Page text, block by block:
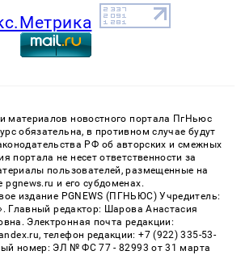
материалов новостного портала ПгНьюс
обязательна, в противном случае будут
РФ об авторских и смежных
портала не несет ответственности за
пользователей, размещенные на
pgnews.ru и его субдоменах.
издание PGNEWS (ПГНЬЮС) Учредитель:
Главный редактор: Шарова Анастасия
Электронная почта редакции:
телефон редакции: +7 (922) 335-53-
номер: ЭЛ № ФС 77 - 82993 от 31 марта